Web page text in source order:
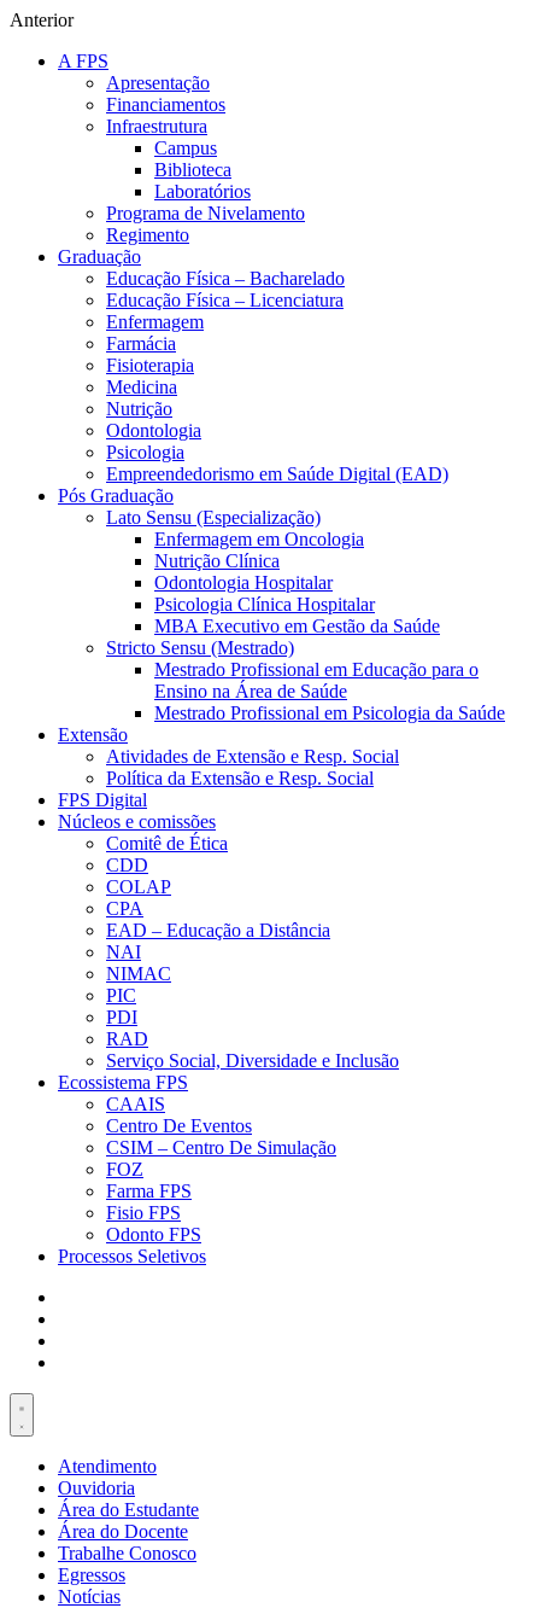
Anterior
A FPS
Apresentação
Financiamentos
Infraestrutura
Campus
Biblioteca
Laboratórios
Programa de Nivelamento
Regimento
Graduação
Educação Física – Bacharelado
Educação Física – Licenciatura
Enfermagem
Farmácia
Fisioterapia
Medicina
Nutrição
Odontologia
Psicologia
Empreendedorismo em Saúde Digital (EAD)
Pós Graduação
Lato Sensu (Especialização)
Enfermagem em Oncologia
Nutrição Clínica
Odontologia Hospitalar
Psicologia Clínica Hospitalar
MBA Executivo em Gestão da Saúde
Stricto Sensu (Mestrado)
Mestrado Profissional em Educação para o
Ensino na Área de Saúde
Mestrado Profissional em Psicologia da Saúde
Extensão
Atividades de Extensão e Resp. Social
Política da Extensão e Resp. Social
FPS Digital
Núcleos e comissões
Comitê de Ética
CDD
COLAP
CPA
EAD – Educação a Distância
NAI
NIMAC
PIC
PDI
RAD
Serviço Social, Diversidade e Inclusão
Ecossistema FPS
CAAIS
Centro De Eventos
CSIM – Centro De Simulação
FOZ
Farma FPS
Fisio FPS
Odonto FPS
Processos Seletivos
Atendimento
Ouvidoria
Área do Estudante
Área do Docente
Trabalhe Conosco
Egressos
Notícias